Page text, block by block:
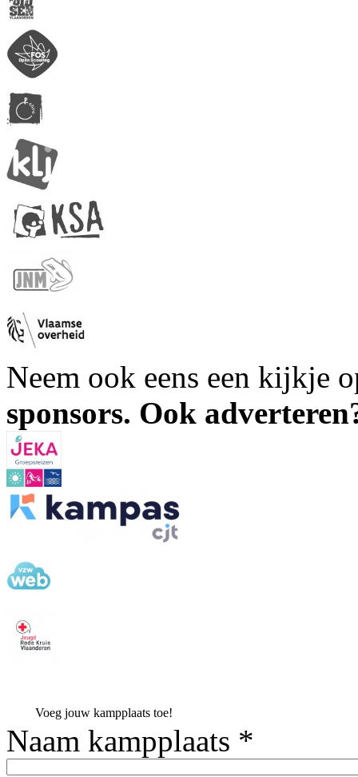
Neem ook eens een kijkje
sponsors. Ook
Voeg jouw kampplaats toe!
Naam kampplaats *